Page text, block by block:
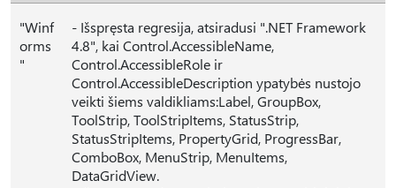
"Winf
orms
"
- Išspręsta regresija, atsiradusi ".NET Framework
4.8", kai Control.AccessibleName,
Control.AccessibleRole ir
Control.AccessibleDescription ypatybės nustojo
veikti šiems valdikliams:Label, GroupBox,
ToolStrip, ToolStripItems, StatusStrip,
StatusStripItems, PropertyGrid, ProgressBar,
ComboBox, MenuStrip, MenuItems,
DataGridView.